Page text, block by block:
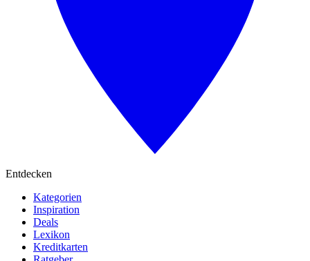
Entdecken
Kategorien
Inspiration
Deals
Lexikon
Kreditkarten